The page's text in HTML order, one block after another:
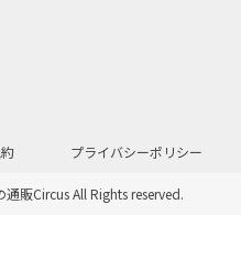
プライバシーポリシー
販Circus All Rights reserved.